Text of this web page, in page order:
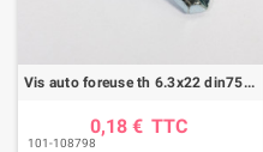
Vis auto foreuse th 6.3x22 din7504 ac zi
0,18 € TTC
101-108798